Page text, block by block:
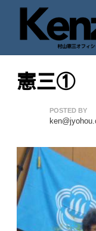
七転八起 –
村山憲三ウェブサイト
憲三①
Author
POSTED BY